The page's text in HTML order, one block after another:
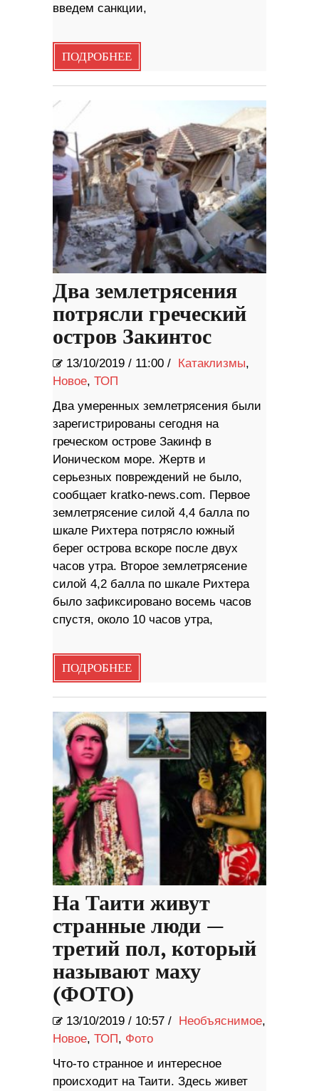
введем санкции,
ПОДРОБНЕЕ
Два землетрясения
потрясли греческий
остров Закинтос
13/10/2019 / 11:00 / Катаклизмы,
Новое, ТОП
Два умеренных землетрясения были
зарегистрированы сегодня на
греческом острове Закинф в
Ионическом море. Жертв и
серьезных повреждений не было,
сообщает kratko-news.com. Первое
землетрясение силой 4,4 балла по
шкале Рихтера потрясло южный
берег острова вскоре после двух
часов утра. Второе землетрясение
силой 4,2 балла по шкале Рихтера
было зафиксировано восемь часов
спустя, около 10 часов утра,
ПОДРОБНЕЕ
На Таити живут
странные люди —
третий пол, который
называют маху
(ФОТО)
13/10/2019 / 10:57 / Необъяснимое,
Новое, ТОП, Фото
Что-то странное и интересное
происходит на Таити. Здесь живет